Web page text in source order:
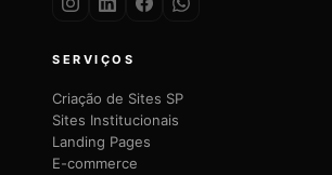
SERVIÇOS
Criação de Sites SP
Sites Institucionais
Landing Pages
E-commerce